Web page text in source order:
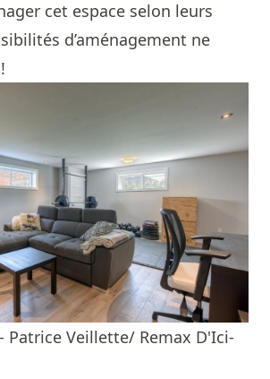
cet espace selon leurs
d’aménagement ne
Patrice Veillette/ Remax D'Ici-